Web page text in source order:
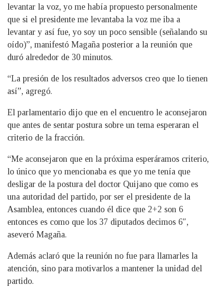
levantar la voz, yo me había propuesto personalmente
que si el presidente me levantaba la voz me iba a
levantar y así fue, yo soy un poco sensible (señalando su
oído)”, manifestó Magaña posterior a la reunión que
duró alrededor de 30 minutos.
“La presión de los resultados adversos creo que lo tienen
así”, agregó.
El parlamentario dijo que en el encuentro le aconsejaron
que antes de sentar postura sobre un tema esperaran el
criterio de la fracción.
“Me aconsejaron que en la próxima esperáramos criterio,
lo único que yo mencionaba es que yo me tenía que
desligar de la postura del doctor Quijano que como es
una autoridad del partido, por ser el presidente de la
Asamblea, entonces cuando él dice que 2+2 son 6
entonces es como que los 37 diputados decimos 6″,
aseveró Magaña.
Además aclaró que la reunión no fue para llamarles la
atención, sino para motivarlos a mantener la unidad del
partido.